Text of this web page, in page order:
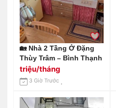
🏡 Nhà 2 Tầng Ở Đặng
Thùy Trâm – Bình Thạnh
triệu/tháng
3 Giờ Trước